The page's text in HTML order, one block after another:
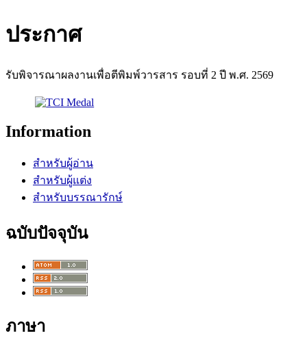
ประกาศ
รับพิจารณาผลงานเพื่อตีพิมพ์วารสาร รอบที่ 2 ปี พ.ศ. 2569
Information
สำหรับผู้อ่าน
สำหรับผู้แต่ง
สำหรับบรรณารักษ์
ฉบับปัจจุบัน
ภาษา